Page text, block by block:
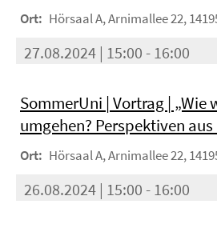
Ort: Hörsaal A, Arnimallee 22,
27.08.2024 | 15:00 - 16:00
SommerUni | Vortrag | „Wie
umgehen? Perspektiven
Ort: Hörsaal A, Arnimallee 22,
26.08.2024 | 15:00 - 16:00